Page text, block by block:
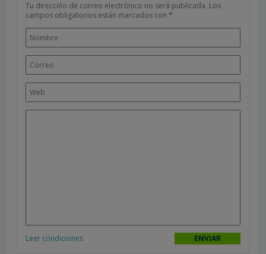
Tu dirección de correo electrónico no será publicada. Los
campos obligatorios están marcados con *
Leer condiciones